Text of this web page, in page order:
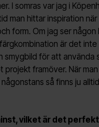
I somras var jag i
man hittar inspiration
form. Om jag ser någon
är det
smygbild för att använda
projekt framöver. När
så finns ju
vilket är det